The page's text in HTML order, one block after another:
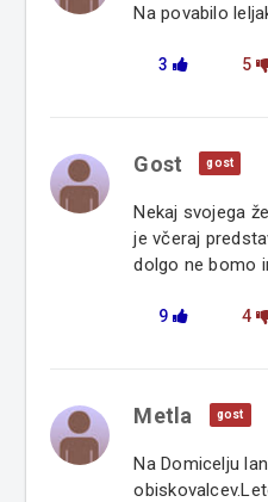
Na povabilo
3 5
Gost gost
Nekaj svojega
je včeraj
dolgo ne bomo
9 4
Metla gost
Na Domicelju